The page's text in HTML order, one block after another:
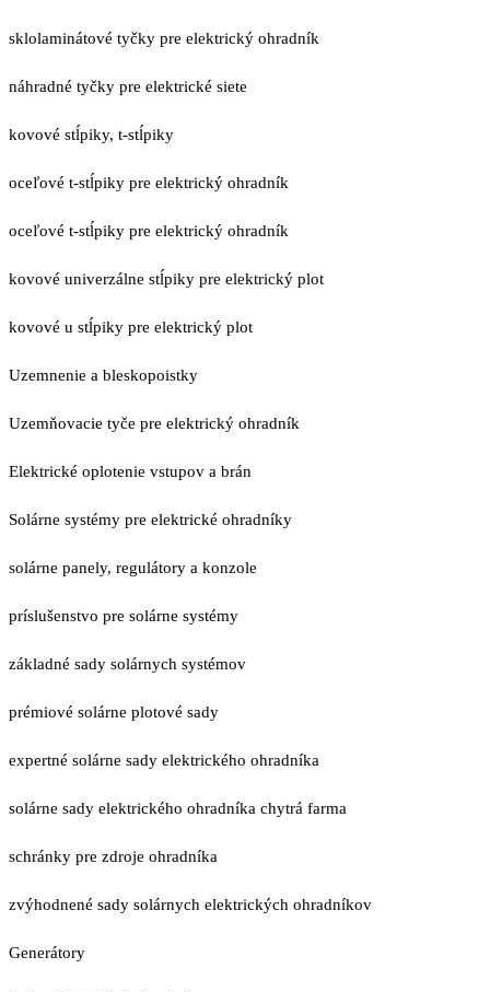
sklolaminátové tyčky pre elektrický ohradník
náhradné tyčky pre elektrické siete
kovové stĺpiky, t-stĺpiky
oceľové t-stĺpiky pre elektrický ohradník
oceľové t-stĺpiky pre elektrický ohradník
kovové univerzálne stĺpiky pre elektrický plot
kovové u stĺpiky pre elektrický plot
Uzemnenie a bleskopoistky
Uzemňovacie tyče pre elektrický ohradník
Elektrické oplotenie vstupov a brán
Solárne systémy pre elektrické ohradníky
solárne panely, regulátory a konzole
príslušenstvo pre solárne systémy
základné sady solárnych systémov
prémiové solárne plotové sady
expertné solárne sady elektrického ohradníka
solárne sady elektrického ohradníka chytrá farma
schránky pre zdroje ohradníka
zvýhodnené sady solárnych elektrických ohradníkov
Generátory